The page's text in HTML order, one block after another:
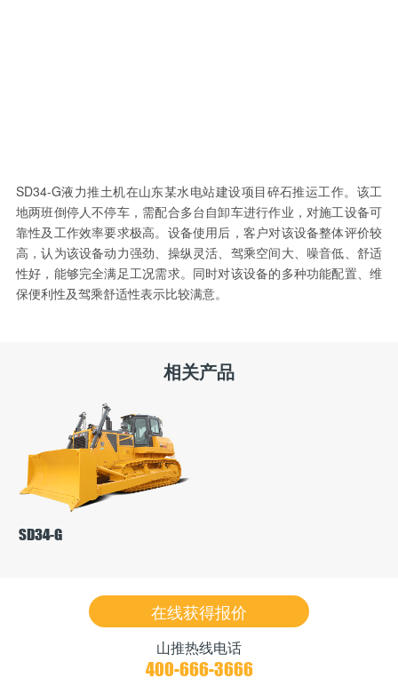
SD34-G液力推土机在山东某水电站建设项目碎石推运工作。该工
地两班倒停人不停车，需配合多台自卸车进行作业，对施工设备可
靠性及工作效率要求极高。设备使用后，客户对该设备整体评价较
高，认为该设备动力强劲、操纵灵活、驾乘空间大、噪音低、舒适
性好，能够完全满足工况需求。同时对该设备的多种功能配置、维
保便利性及驾乘舒适性表示比较满意。
相关产品
SD34-G
在线获得报价
山推热线电话
400-666-3666